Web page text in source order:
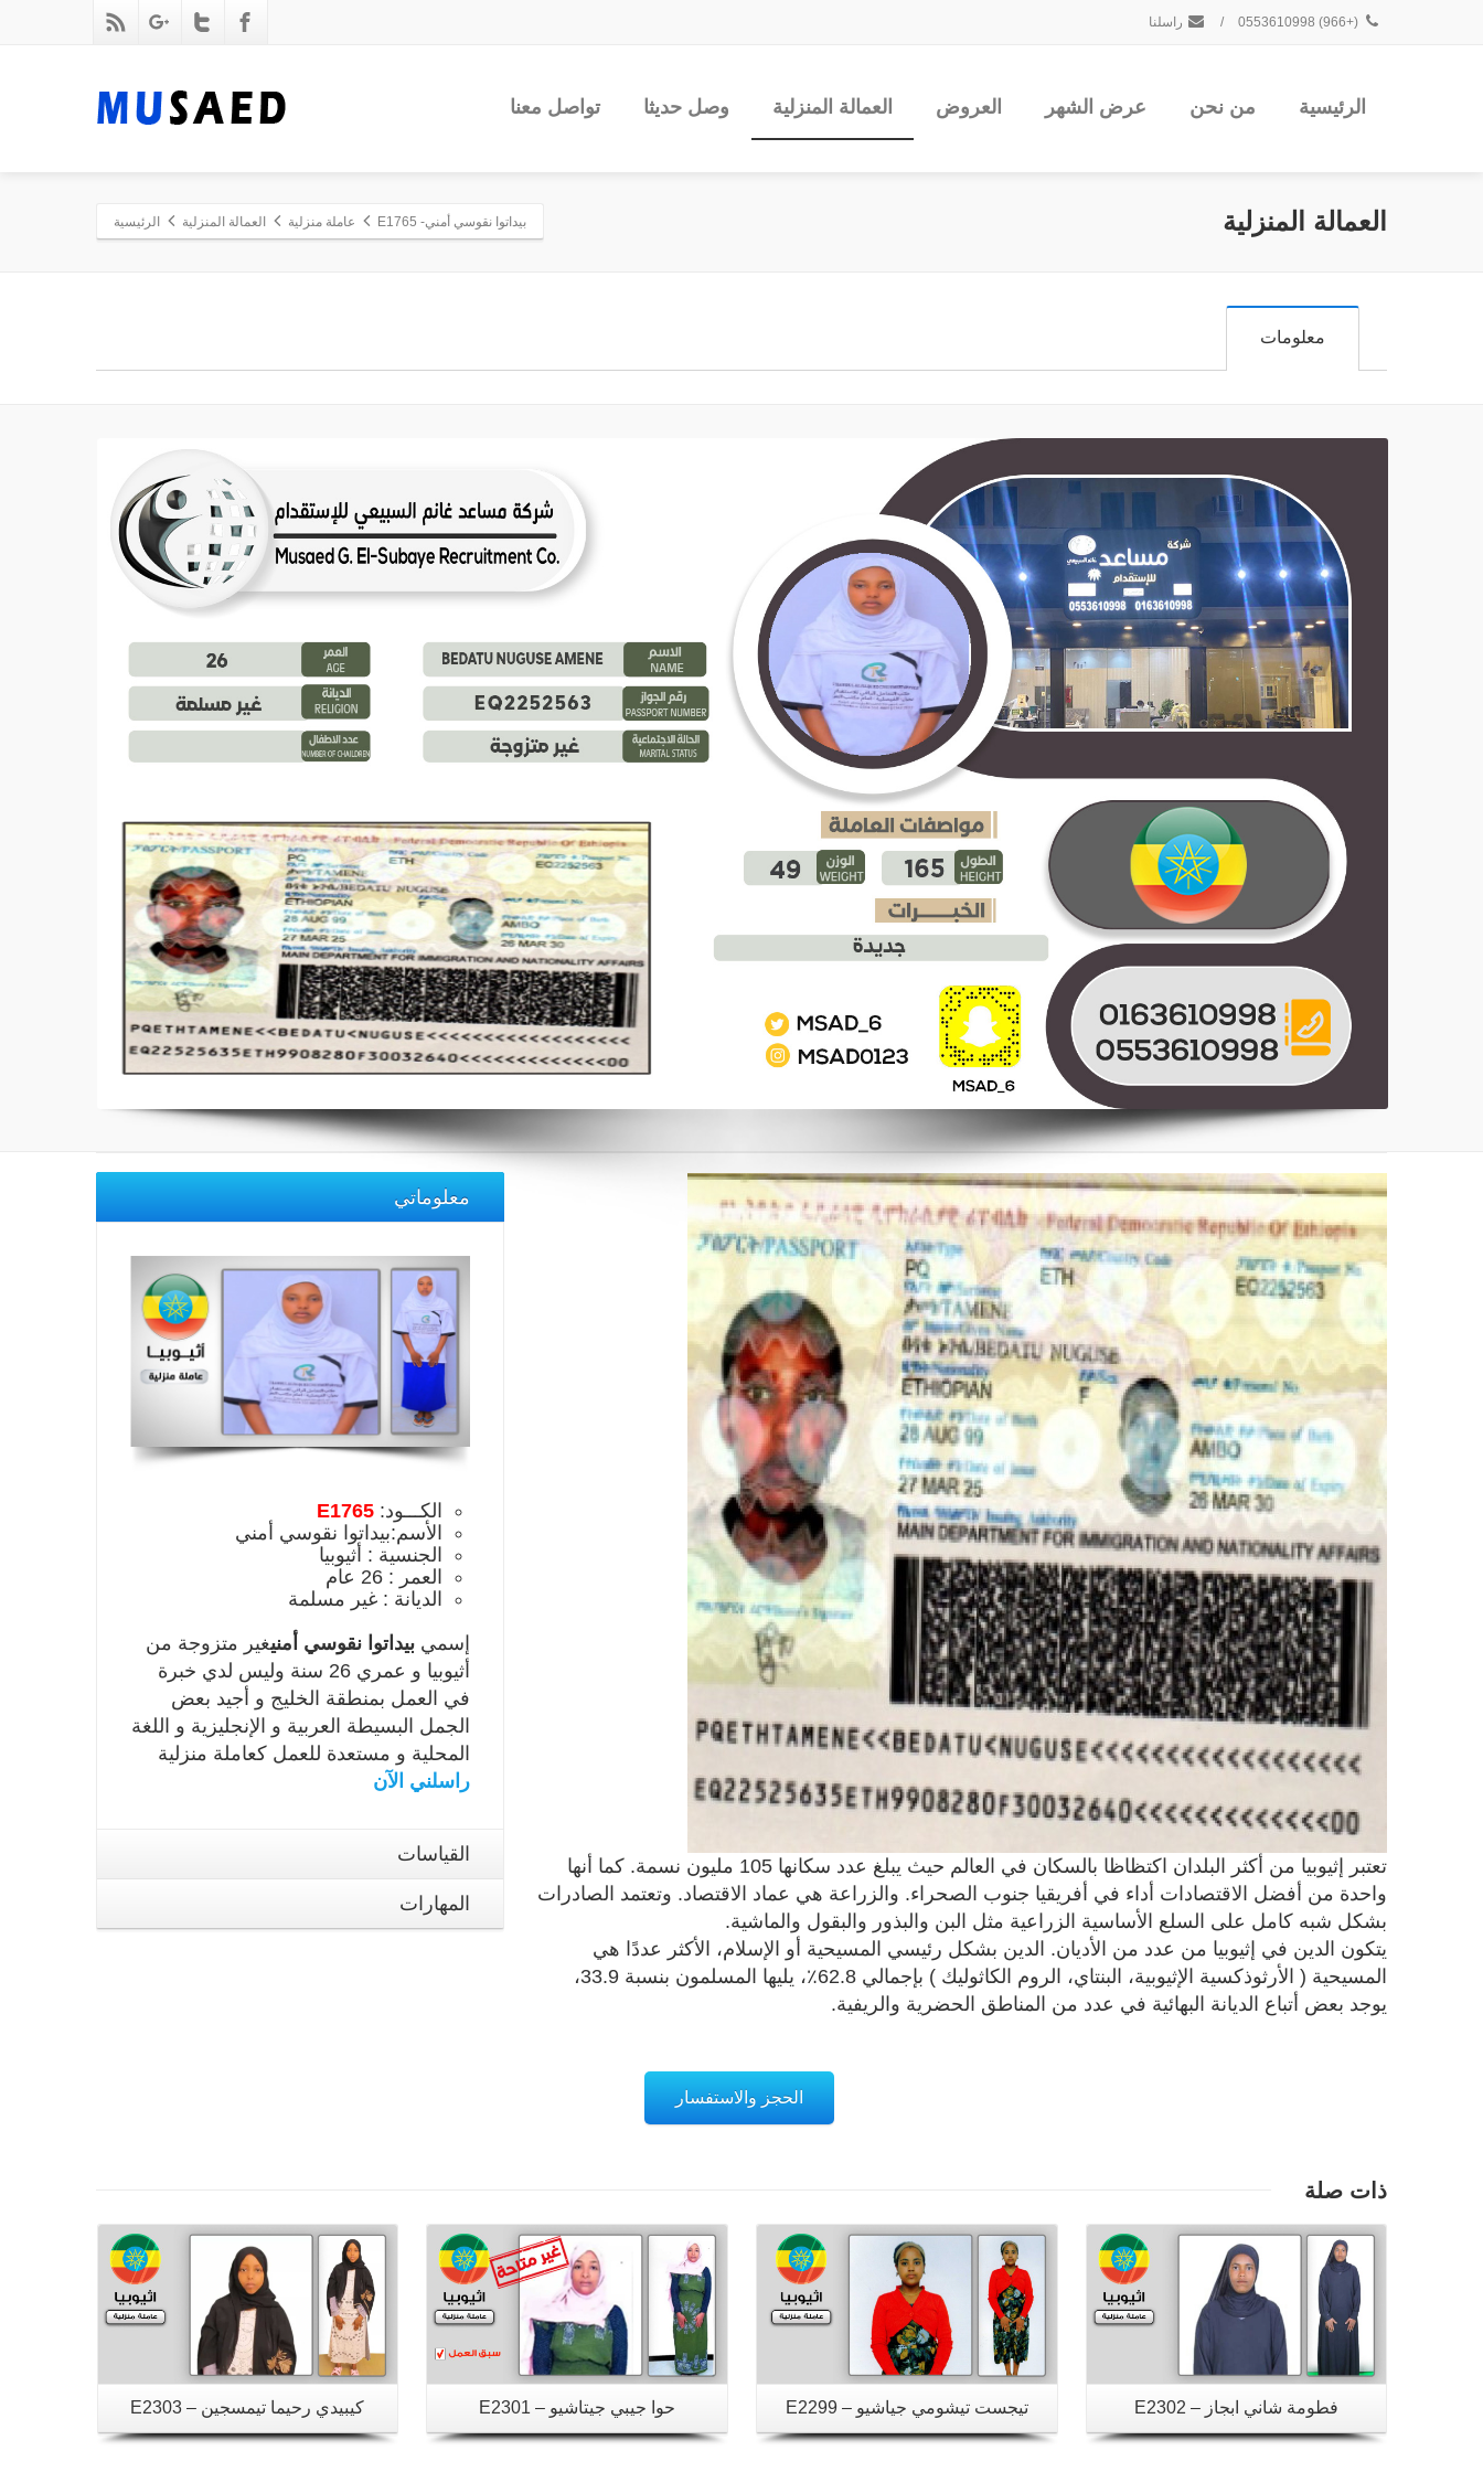
(+966) 0553610998
/ راسلنا
الرئيسية من نحن عرض الشهر العروض العمالة المنزلية وصل حديثا تواصل معنا
العمالة المنزلية بيداتوا نقوسي أمني- E1765 عاملة منزلية العمالة المنزلية الرئيسية
معلومات
معلوماتي
الكـــود: E1765
الأسم:بيداتوا نقوسي أمني
الجنسية : أثيوبيا
العمر : 26 عام
الديانة : غير مسلمة
إسمي بيداتوا نقوسي أمنيغير متزوجة من
أثيوبيا و عمري 26 سنة وليس لدي خبرة
في العمل بمنطقة الخليج و أجيد بعض
الجمل البسيطة العربية و الإنجليزية و اللغة
المحلية و مستعدة للعمل كعاملة منزلية
راسلني الآن
القياسات
المهارات
تعتبر إثيوبيا من أكثر البلدان اكتظاظا بالسكان في العالم حيث يبلغ عدد سكانها 105 مليون نسمة. كما أنها
واحدة من أفضل الاقتصادات أداء في أفريقيا جنوب الصحراء. والزراعة هي عماد الاقتصاد. وتعتمد الصادرات
بشكل شبه كامل على السلع الأساسية الزراعية مثل البن والبذور والبقول والماشية.
يتكون الدين في إثيوبيا من عدد من الأديان. الدين بشكل رئيسي المسيحية أو الإسلام، الأكثر عددًا هي
المسيحية ( الأرثوذكسية الإثيوبية، البنتاي، الروم الكاثوليك ) بإجمالي 62.8٪، يليها المسلمون بنسبة 33.9،
يوجد بعض أتباع الديانة البهائية في عدد من المناطق الحضرية والريفية.
الحجز والاستفسار
ذات صلة
كيبيدي رحيما تيمسجين – E2303 حوا جيبي جيتاشيو – E2301 تيجست تيشومي جياشيو – E2299 فطومة شاني ابجاز – E2302